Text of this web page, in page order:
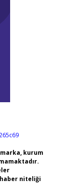
kurum
niteliği